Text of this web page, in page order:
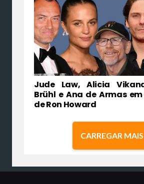
Jude Law, Alicia
Brühl e Ana de Armas
de Ron Howard
CARREGAR MAIS